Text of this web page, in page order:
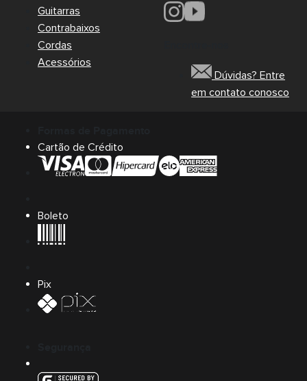
Guitarras
Contrabaixos
Cordas
Acessórios
Dúvidas? Entre
em contato conosco
Cartão de Crédito
Boleto
Pix